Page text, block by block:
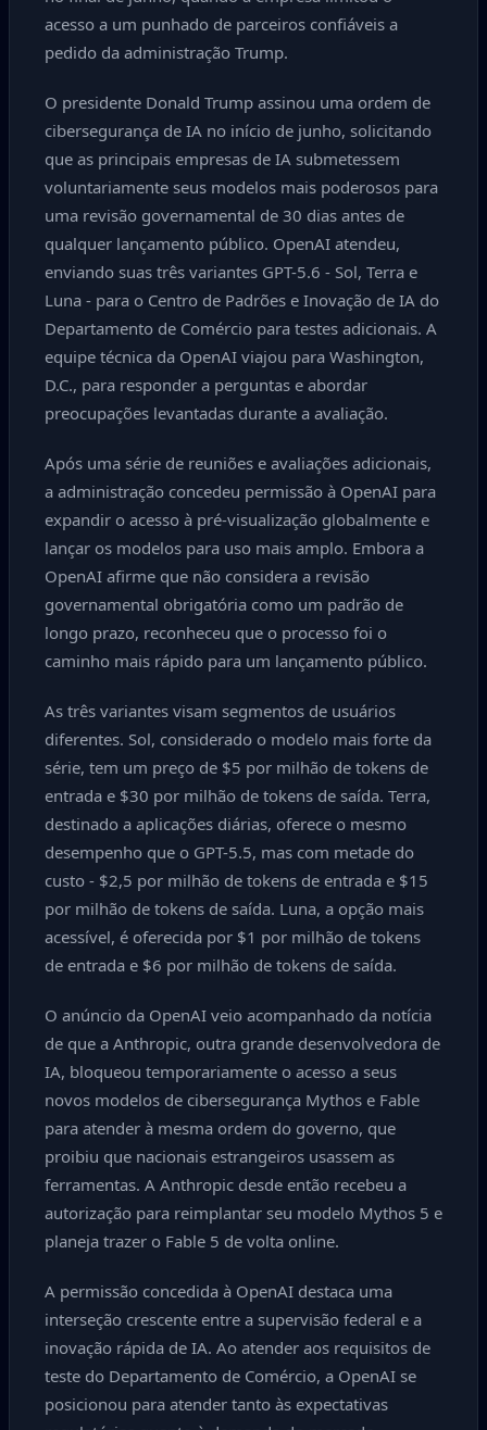
acesso a um punhado de parceiros confiáveis a
pedido da administração Trump.
O presidente Donald Trump assinou uma ordem de
cibersegurança de IA no início de junho, solicitando
que as principais empresas de IA submetessem
voluntariamente seus modelos mais poderosos para
uma revisão governamental de 30 dias antes de
qualquer lançamento público. OpenAI atendeu,
enviando suas três variantes GPT-5.6 - Sol, Terra e
Luna - para o Centro de Padrões e Inovação de IA do
Departamento de Comércio para testes adicionais. A
equipe técnica da OpenAI viajou para Washington,
D.C., para responder a perguntas e abordar
preocupações levantadas durante a avaliação.
Após uma série de reuniões e avaliações adicionais,
a administração concedeu permissão à OpenAI para
expandir o acesso à pré-visualização globalmente e
lançar os modelos para uso mais amplo. Embora a
OpenAI afirme que não considera a revisão
governamental obrigatória como um padrão de
longo prazo, reconheceu que o processo foi o
caminho mais rápido para um lançamento público.
As três variantes visam segmentos de usuários
diferentes. Sol, considerado o modelo mais forte da
série, tem um preço de $5 por milhão de tokens de
entrada e $30 por milhão de tokens de saída. Terra,
destinado a aplicações diárias, oferece o mesmo
desempenho que o GPT-5.5, mas com metade do
custo - $2,5 por milhão de tokens de entrada e $15
por milhão de tokens de saída. Luna, a opção mais
acessível, é oferecida por $1 por milhão de tokens
de entrada e $6 por milhão de tokens de saída.
O anúncio da OpenAI veio acompanhado da notícia
de que a Anthropic, outra grande desenvolvedora de
IA, bloqueou temporariamente o acesso a seus
novos modelos de cibersegurança Mythos e Fable
para atender à mesma ordem do governo, que
proibiu que nacionais estrangeiros usassem as
ferramentas. A Anthropic desde então recebeu a
autorização para reimplantar seu modelo Mythos 5 e
planeja trazer o Fable 5 de volta online.
A permissão concedida à OpenAI destaca uma
interseção crescente entre a supervisão federal e a
inovação rápida de IA. Ao atender aos requisitos de
teste do Departamento de Comércio, a OpenAI se
posicionou para atender tanto às expectativas